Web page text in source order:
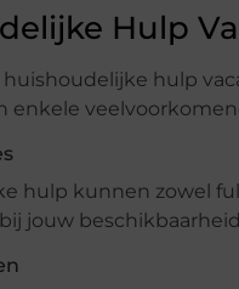
Hulp
hulp
enkele
hulp kunnen zowel
jouw